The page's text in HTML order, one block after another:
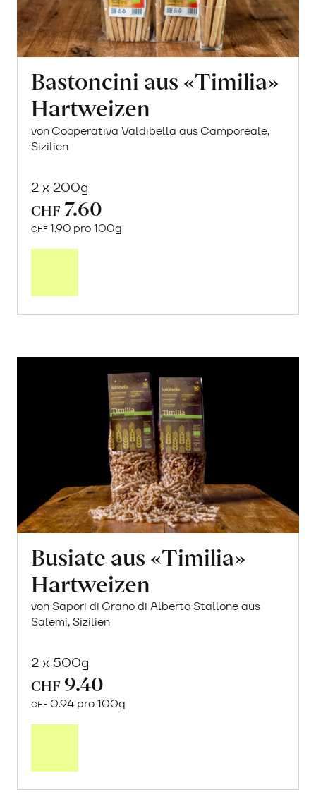
Bastoncini aus «Timilia»
Hartweizen
von Cooperativa Valdibella aus Camporeale,
Sizilien
2 x 200g
CHF 7.60
CHF 1.90 pro 100g
Busiate aus «Timilia»
Hartweizen
von Sapori di Grano di Alberto Stallone aus
Salemi, Sizilien
2 x 500g
CHF 9.40
CHF 0.94 pro 100g